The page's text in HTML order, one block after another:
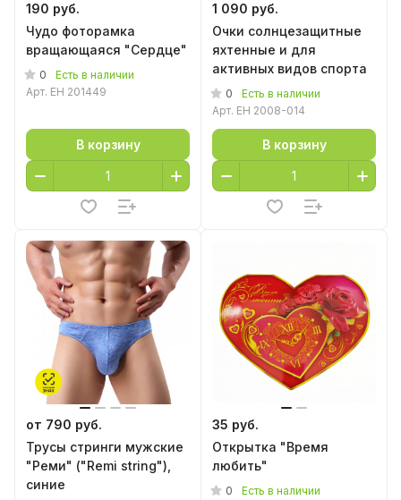
190 руб.
Чудо фоторамка
вращающаяся "Сердце"
0
Есть в наличии
Арт. EH 201449
В корзину
1 090 руб.
Очки солнцезащитные
яхтенные и для
активных видов спорта
0
Есть в наличии
Арт. EH 2008-014
В корзину
от 790 руб.
Трусы стринги мужские
"Реми" ("Remi string"),
синие
35 руб.
Открытка "Время
любить"
0
Есть в наличии